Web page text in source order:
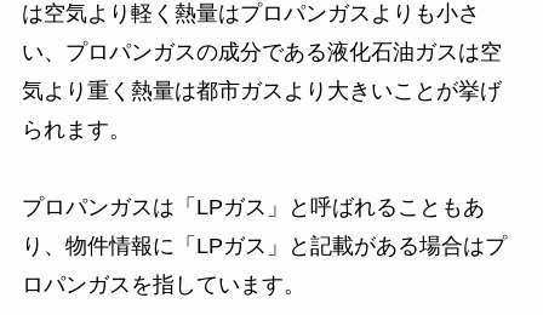
は空気より軽く熱量はプロパンガスよりも小さ
い、プロパンガスの成分である液化石油ガスは空
気より重く熱量は都市ガスより大きいことが挙げ
られます。
プロパンガスは「LPガス」と呼ばれることもあ
り、物件情報に「LPガス」と記載がある場合はプ
ロパンガスを指しています。